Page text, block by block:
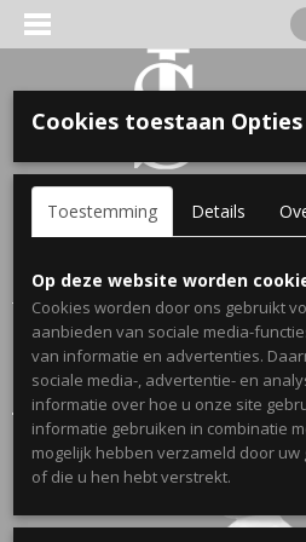
Inloggen Registreren
Home >Webshop> Zwemdiploma
Sorteer op:
VOOR KINDEREN
OPA & OMA.
NAAM EN GEBOORTEJAAR
Cookies toestaan Opties
Toestemming Details
Op deze website worden
Cookies worden door ons gebruikt
aanbieden van sociale media-
van informatie en advertenties.
sociale media-, advertentie- en
informatie over hoe u onze site
informatie gebruiken in combinatie
mogelijk hebben verzameld door
of die u hen hebt verstrekt.